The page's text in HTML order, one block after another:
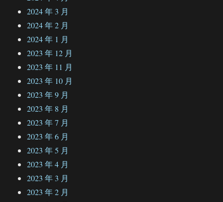
2024 年 3 月
2024 年 2 月
2024 年 1 月
2023 年 12 月
2023 年 11 月
2023 年 10 月
2023 年 9 月
2023 年 8 月
2023 年 7 月
2023 年 6 月
2023 年 5 月
2023 年 4 月
2023 年 3 月
2023 年 2 月